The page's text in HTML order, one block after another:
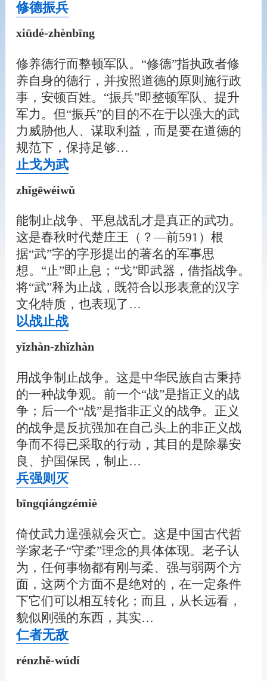
修德振兵
xiūdé-zhènbīng
修养德行而整顿军队。“修德”指执政者修
养自身的德行，并按照道德的原则施行政
事，安顿百姓。“振兵”即整顿军队、提升
军力。但“振兵”的目的不在于以强大的武
力威胁他人、谋取利益，而是要在道德的
规范下，保持足够…
止戈为武
zhǐgēwéiwǔ
能制止战争、平息战乱才是真正的武功。
这是春秋时代楚庄王（？—前591）根
据“武”字的字形提出的著名的军事思
想。“止”即止息；“戈”即武器，借指战争。
将“武”释为止战，既符合以形表意的汉字
文化特质，也表现了…
以战止战
yǐzhàn-zhǐzhàn
用战争制止战争。这是中华民族自古秉持
的一种战争观。前一个“战”是指正义的战
争；后一个“战”是指非正义的战争。正义
的战争是反抗强加在自己头上的非正义战
争而不得已采取的行动，其目的是除暴安
良、护国保民，制止…
兵强则灭
bīngqiángzémiè
倚仗武力逞强就会灭亡。这是中国古代哲
学家老子“守柔”理念的具体体现。老子认
为，任何事物都有刚与柔、强与弱两个方
面，这两个方面不是绝对的，在一定条件
下它们可以相互转化；而且，从长远看，
貌似刚强的东西，其实…
仁者无敌
rénzhě-wúdí